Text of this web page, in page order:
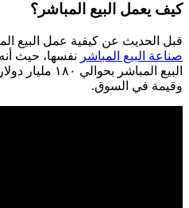
كيف يعمل البيع المباشر؟
قبل الحديث عن كيفية عمل البيع
صناعة البيع المباشر نفسها، حيث
البيع المباشر
وقيمة في السوق.